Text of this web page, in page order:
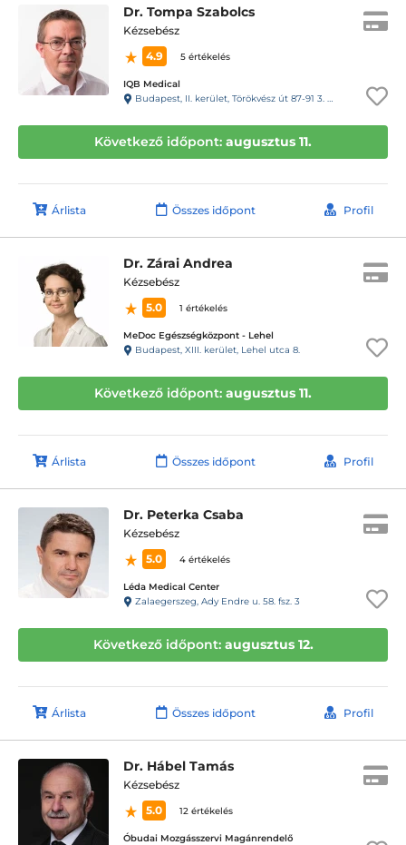
Dr. Tompa Szabolcs
Kézsebész
4.9
5 értékelés
IQB Medical
Budapest, II. kerület, Törökvész út 87-91 3. emelet 220 (Rózsadomb center a posta mellett)
Következő időpont: augusztus 11.
Árlista Összes időpont Profil
Dr. Zárai Andrea
Kézsebész
5.0
1 értékelés
MeDoc Egészségközpont - Lehel
Budapest, XIII. kerület, Lehel utca 8.
Következő időpont: augusztus 11.
Árlista Összes időpont Profil
Dr. Peterka Csaba
Kézsebész
5.0
4 értékelés
Léda Medical Center
Zalaegerszeg, Ady Endre u. 58. fsz. 3
Következő időpont: augusztus 12.
Árlista Összes időpont Profil
Dr. Hábel Tamás
Kézsebész
5.0
12 értékelés
Óbudai Mozgásszervi Magánrendelő